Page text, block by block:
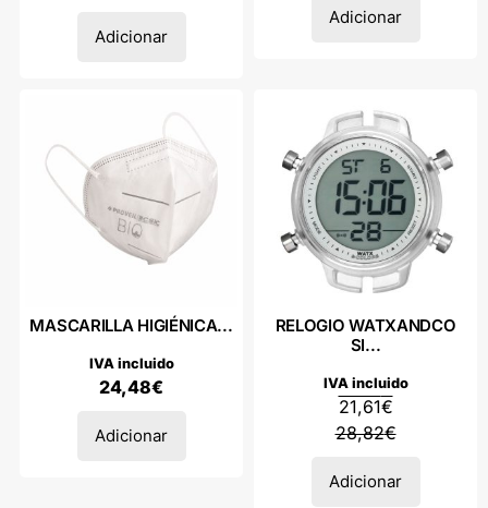
Adicionar
Adicionar
MASCARILLA HIGIÉNICA...
24,48€
IVA incluido
Adicionar
RELOGIO WATXANDCO
SI...
28,82€
21,61€
IVA incluido
Adicionar